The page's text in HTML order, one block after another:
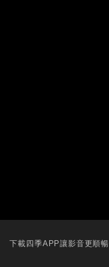
下載四季APP讓影音更順暢